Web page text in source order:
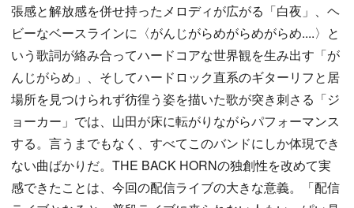
張感と解放感を併せ持ったメロディが広がる「白夜」、ヘ
ビーなベースラインに〈がんじがらめがらめがらめ....〉と
いう歌詞が絡み合ってハードコアな世界観を生み出す「が
んじがらめ」、そしてハードロック直系のギターリフと居
場所を見つけられず彷徨う姿を描いた歌が突き刺さる「ジ
ョーカー」では、山田が床に転がりながらパフォーマンス
する。言うまでもなく、すべてこのバンドにしか体現でき
ない曲ばかりだ。THE BACK HORNの独創性を改めて実
感できたことは、今回の配信ライブの大きな意義。「配信